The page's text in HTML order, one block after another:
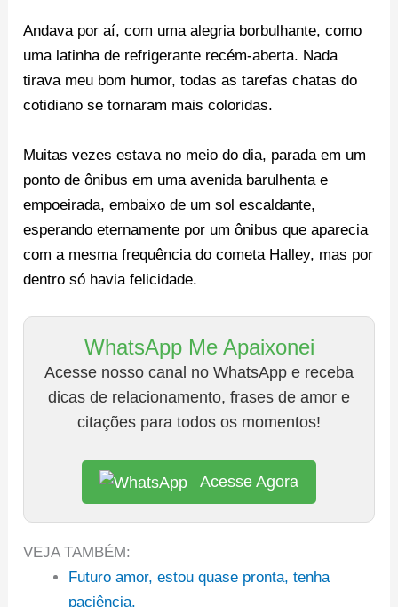
Andava por aí, com uma alegria borbulhante, como
uma latinha de refrigerante recém-aberta. Nada
tirava meu bom humor, todas as tarefas chatas do
cotidiano se tornaram mais coloridas.
Muitas vezes estava no meio do dia, parada em um
ponto de ônibus em uma avenida barulhenta e
empoeirada, embaixo de um sol escaldante,
esperando eternamente por um ônibus que aparecia
com a mesma frequência do cometa Halley, mas por
dentro só havia felicidade.
WhatsApp Me Apaixonei
Acesse nosso canal no WhatsApp e receba
dicas de relacionamento, frases de amor e
citações para todos os momentos!
Acesse Agora
VEJA TAMBÉM:
Futuro amor, estou quase pronta, tenha
paciência.